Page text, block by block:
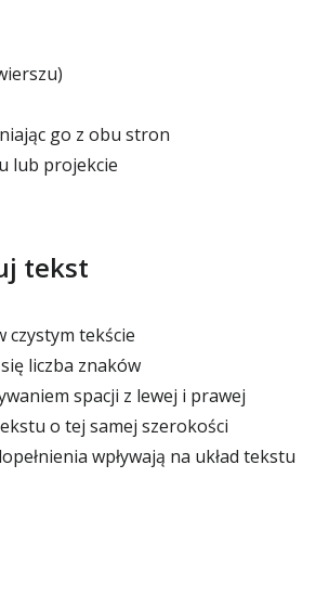
go z obu stron
lub projekcie
tekst
czystym tekście
liczba znaków
spacji z lewej i prawej
o tej samej szerokości
wpływają na układ tekstu